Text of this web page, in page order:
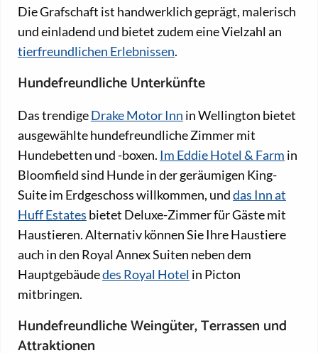
Die Grafschaft ist handwerklich geprägt, malerisch
und einladend und bietet zudem eine Vielzahl an
tierfreundlichen Erlebnissen.
Hundefreundliche Unterkünfte
Das trendigeDrake Motor Inn in Wellington bietet
ausgewählte hundefreundliche Zimmer mit
Hundebetten und -boxen. Im Eddie Hotel & Farm in
Bloomfield sind Hunde in der geräumigen King-
Suite im Erdgeschoss willkommen, unddas Inn at
Huff Estates bietet Deluxe-Zimmer für Gäste mit
Haustieren. Alternativ können Sie Ihre Haustiere
auch in den Royal Annex Suiten neben dem
Hauptgebäudedes Royal Hotel in Picton
mitbringen.
Hundefreundliche Weingüter, Terrassen und
Attraktionen